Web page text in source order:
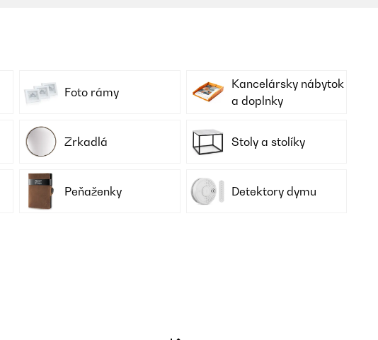
Foto rámy
Kancelársky nábytok
a doplnky
Zrkadlá Stoly a stolíky
Peňaženky Detektory dymu